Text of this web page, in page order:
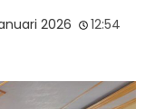
2026 12:54